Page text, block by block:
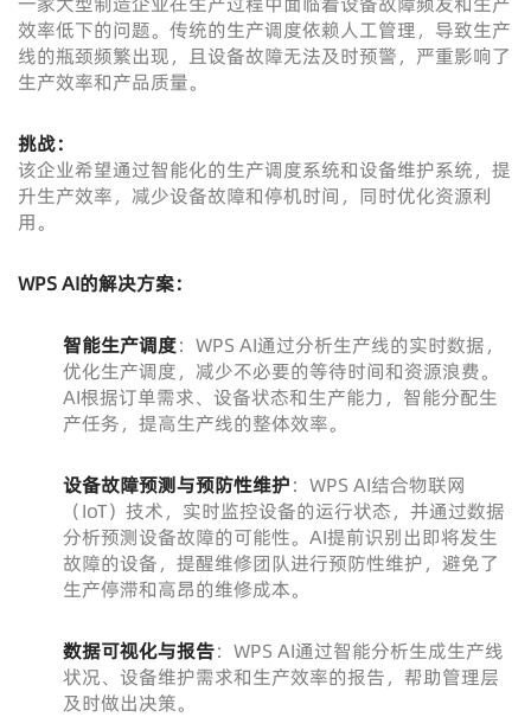
效率低下的问题。传统的生产调度依赖人工管理，导致生产
线的瓶颈频繁出现，且设备故障无法及时预警，严重影响了
生产效率和产品质量。
挑战：
该企业希望通过智能化的生产调度系统和设备维护系统，提
升生产效率，减少设备故障和停机时间，同时优化资源利
用。
WPS AI的解决方案：
智能生产调度：WPS AI通过分析生产线的实时数据，
优化生产调度，减少不必要的等待时间和资源浪费。
AI根据订单需求、设备状态和生产能力，智能分配生
产任务，提高生产线的整体效率。
设备故障预测与预防性维护：WPS AI结合物联网
（IoT）技术，实时监控设备的运行状态，并通过数据
分析预测设备故障的可能性。AI提前识别出即将发生
故障的设备，提醒维修团队进行预防性维护，避免了
生产停滞和高昂的维修成本。
数据可视化与报告：WPS AI通过智能分析生成生产线
状况、设备维护需求和生产效率的报告，帮助管理层
及时做出决策。